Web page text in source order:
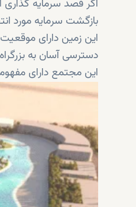
اگر قصد سرمایه گذاری
بازگشت سرمایه مورد
این زمین دارای
دسترسی آسان به بزرگراه های اصلی باعث
این مجتمع دارای